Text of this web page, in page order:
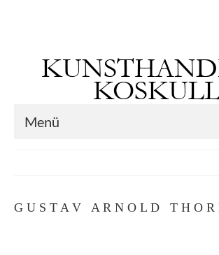
Menü
G U S T A V A R N O L D T H O R